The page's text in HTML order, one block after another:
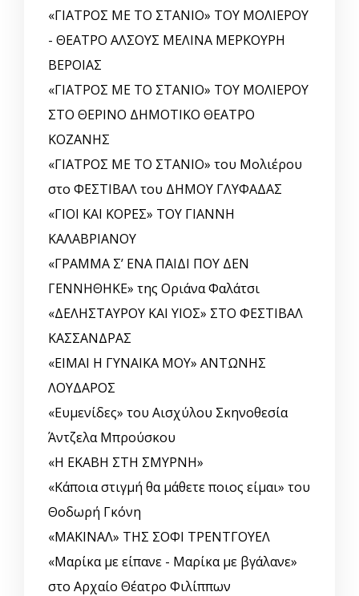
«ΓΙΑΤΡΟΣ ΜΕ ΤΟ ΣΤΑΝΙΟ» ΤΟΥ ΜΟΛΙΕΡΟΥ
- ΘΕΑΤΡΟ ΑΛΣΟΥΣ ΜΕΛΙΝΑ ΜΕΡΚΟΥΡΗ
ΒΕΡΟΙΑΣ
«ΓΙΑΤΡΟΣ ΜΕ ΤΟ ΣΤΑΝΙΟ» ΤΟΥ ΜΟΛΙΕΡΟΥ
ΣΤΟ ΘΕΡΙΝΟ ΔΗΜΟΤΙΚΟ ΘΕΑΤΡΟ
ΚΟΖΑΝΗΣ
«ΓΙΑΤΡΟΣ ΜΕ ΤΟ ΣΤΑΝΙΟ» του Μολιέρου
στο ΦΕΣΤΙΒΑΛ του ΔΗΜΟΥ ΓΛΥΦΑΔΑΣ
«ΓΙΟΙ ΚΑΙ ΚΟΡΕΣ» ΤΟΥ ΓΙΑΝΝΗ
ΚΑΛΑΒΡΙΑΝΟΥ
«ΓΡΑΜΜΑ Σ’ ΕΝΑ ΠΑΙΔΙ ΠΟΥ ΔΕΝ
ΓΕΝΝΗΘΗΚΕ» της Οριάνα Φαλάτσι
«ΔΕΛΗΣΤΑΥΡΟΥ ΚΑΙ ΥΙΟΣ» ΣΤΟ ΦΕΣΤΙΒΑΛ
ΚΑΣΣΑΝΔΡΑΣ
«ΕΙΜΑΙ Η ΓΥΝΑΙΚΑ ΜΟΥ» ΑΝΤΩΝΗΣ
ΛΟΥΔΑΡΟΣ
«Ευμενίδες» του Αισχύλου Σκηνοθεσία
Άντζελα Μπρούσκου
«Η ΕΚΑΒΗ ΣΤΗ ΣΜΥΡΝΗ»
«Κάποια στιγμή θα μάθετε ποιος είμαι» του
Θοδωρή Γκόνη
«ΜΑΚΙΝΑΛ» ΤΗΣ ΣΟΦΙ ΤΡΕΝΤΓΟΥΕΛ
«Μαρίκα με είπανε - Μαρίκα με βγάλανε»
στο Αρχαίο Θέατρο Φιλίππων